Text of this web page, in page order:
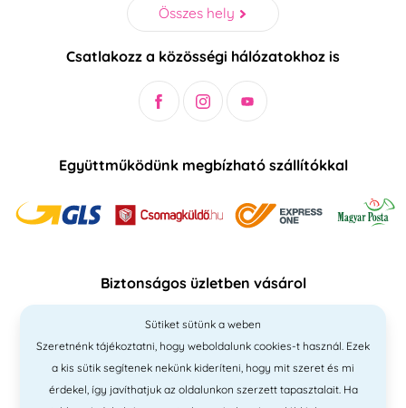
Összes hely
Csatlakozz a közösségi hálózatokhoz is
Együttműködünk megbízható szállítókkal
Biztonságos üzletben vásárol
Sütiket sütünk a weben
Szeretnénk tájékoztatni, hogy weboldalunk cookies-t használ. Ezek
a kis sütik segítenek nekünk kideríteni, hogy mit szeret és mi
érdekel, így javíthatjuk az oldalunkon szerzett tapasztalait. Ha